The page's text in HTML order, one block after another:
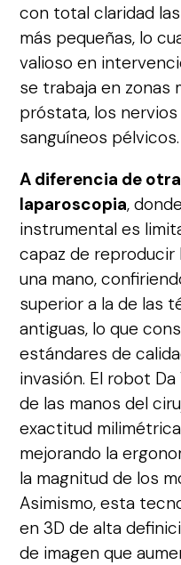
con total claridad
más pequeñas, lo
valioso en
se trabaja en zonas
próstata, los
sanguíneos pélvicos.
A diferencia de
laparoscopia,
instrumental es
capaz de
una mano,
superior a la de las
antiguas, lo que
estándares de
invasión. El robot
de las manos del
exactitud
mejorando la
la magnitud de los
Asimismo, esta
en 3D de alta
de imagen que